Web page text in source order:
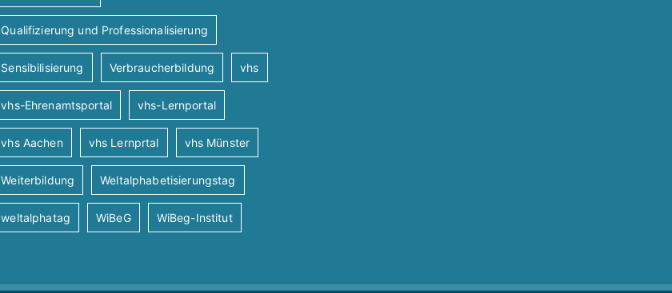
Qualifizierung und Professionalisierung
Sensibilisierung Verbraucherbildung vhs
vhs-Ehrenamtsportal vhs-Lernportal
vhs Aachen vhs Lernprtal vhs Münster
Weiterbildung Weltalphabetisierungstag
weltalphatag WiBeG WiBeg-Institut